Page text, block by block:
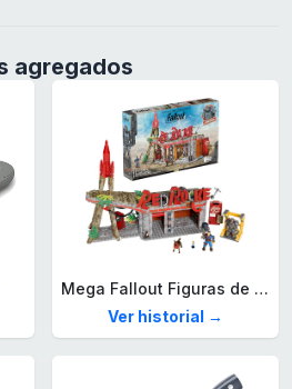
agregados
Mega Fallout Figuras de acción y Juguetes de construcción, Parada de Camiones Red Rocket con 824 Piezas, 2 Personajes articulados y Accesorios, para coleccionistas, HXT00
Ver historial →